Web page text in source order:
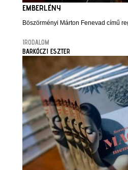
EMBERLÉNY
Böszörményi Márton Fenevad című
IRODALOM
BARKÓCZI ESZTER